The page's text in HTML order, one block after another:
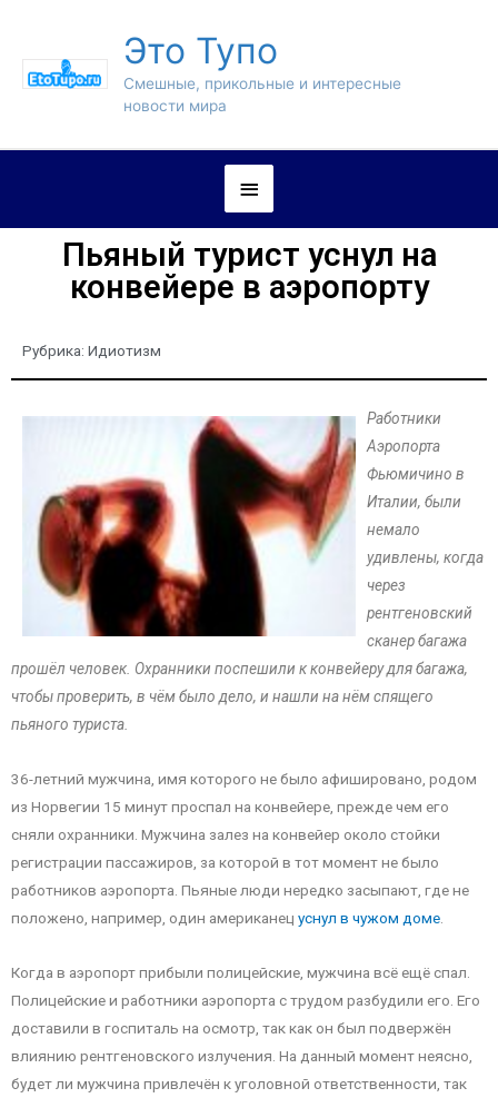
Это Тупо
Смешные, прикольные и интересные
новости мира
Пьяный турист уснул на
конвейере в аэропорту
Рубрика: Идиотизм
Работники
Аэропорта
Фьюмичино в
Италии, были
немало
удивлены, когда
через
рентгеновский
сканер багажа
прошёл человек. Охранники поспешили к конвейеру для багажа,
чтобы проверить, в чём было дело, и нашли на нём спящего
пьяного туриста.
36-летний мужчина, имя которого не было афишировано, родом
из Норвегии 15 минут проспал на конвейере, прежде чем его
сняли охранники. Мужчина залез на конвейер около стойки
регистрации пассажиров, за которой в тот момент не было
работников аэропорта. Пьяные люди нередко засыпают, где не
положено, например, один американец уснул в чужом доме
Когда в аэропорт прибыли полицейские, мужчина всё ещё спал.
Полицейские и работники аэропорта с трудом разбудили его. Его
доставили в госпиталь на осмотр, так как он был подвержён
влиянию рентгеновского излучения. На данный момент неясно,
будет ли мужчина привлечён к уголовной ответственности, так